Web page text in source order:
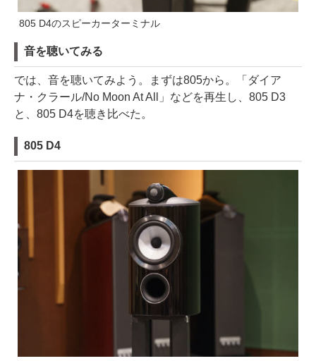
805 D4のスピーカーターミナル
音を聴いてみる
では、音を聴いてみよう。まずは805から。「ダイア
ナ・クラール/No Moon At All」などを再生し、805 D3
と、805 D4を聴き比べた。
805 D4